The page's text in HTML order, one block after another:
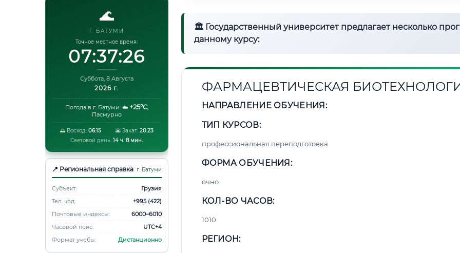
🌊
Г. БАТУМИ
Точное местное время:
07:37:26
Суббота, 8 Августа
2026 г.
Погода в г. Батуми: ☁️ +25°C,
Пасмурно
🌅 Восход: 06:15 🌇 Закат: 20:23
Световой день: 14 ч. 8 мин.
📍 Региональная справка г. Батуми
Субъект:
Грузия
Тел. код:
+995 (422)
Почтовые индексы:
6000–6010
Часовой пояс:
UTC+4
Формат учебы:
Дистанционно
🏛 Государственный университет предлагает несколько
данному курсу:
ФАРМАЦЕВТИЧЕСКАЯ
НАПРАВЛЕНИЕ ОБУЧЕНИЯ:
ТИП КУРСОВ:
профессиональная переподготовка
ФОРМА ОБУЧЕНИЯ:
очно
КОЛ-ВО ЧАСОВ:
1010
РЕГИОН: